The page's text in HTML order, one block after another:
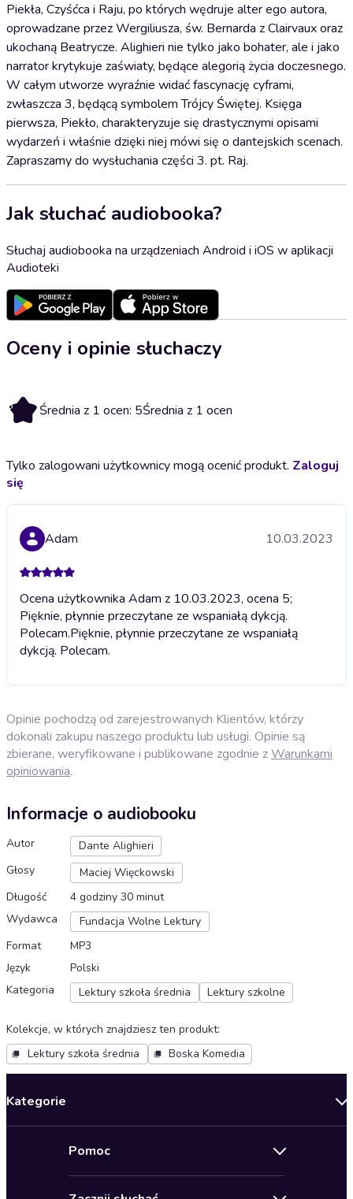
Piekła, Czyśćca i Raju, po których wędruje alter ego autora,
oprowadzane przez Wergiliusza, św. Bernarda z Clairvaux oraz
ukochaną Beatrycze. Alighieri nie tylko jako bohater, ale i jako
narrator krytykuje zaświaty, będące alegorią życia doczesnego.
W całym utworze wyraźnie widać fascynację cyframi,
zwłaszcza 3, będącą symbolem Trójcy Świętej. Księga
pierwsza, Piekło, charakteryzuje się drastycznymi opisami
wydarzeń i właśnie dzięki niej mówi się o dantejskich scenach.
Zapraszamy do wysłuchania części 3. pt. Raj.
Jak słuchać audiobooka?
Słuchaj audiobooka na urządzeniach Android i iOS w aplikacji
Audioteki
Oceny i opinie słuchaczy
5 Średnia z 1 ocen: 5Średnia z 1 ocen
Tylko zalogowani użytkownicy mogą ocenić produkt. Zaloguj
się
Adam 10.03.2023
Ocena użytkownika Adam z 10.03.2023, ocena 5;
Pięknie, płynnie przeczytane ze wspaniałą dykcją.
Polecam.Pięknie, płynnie przeczytane ze wspaniałą
dykcją. Polecam.
Opinie pochodzą od zarejestrowanych Klientów, którzy
dokonali zakupu naszego produktu lub usługi. Opinie są
zbierane, weryfikowane i publikowane zgodnie zWarunkami
opiniowania.
Informacje o audiobooku
Autor
Dante Alighieri
Głosy
Maciej Więckowski
Długość
4 godziny 30 minut
Wydawca
Fundacja Wolne Lektury
Format
MP3
Język
Polski
Kategoria
Lektury szkoła średnia Lektury szkolne
Kolekcje, w których znajdziesz ten produkt:
Lektury szkoła średnia
Boska Komedia
Kategorie
Pomoc